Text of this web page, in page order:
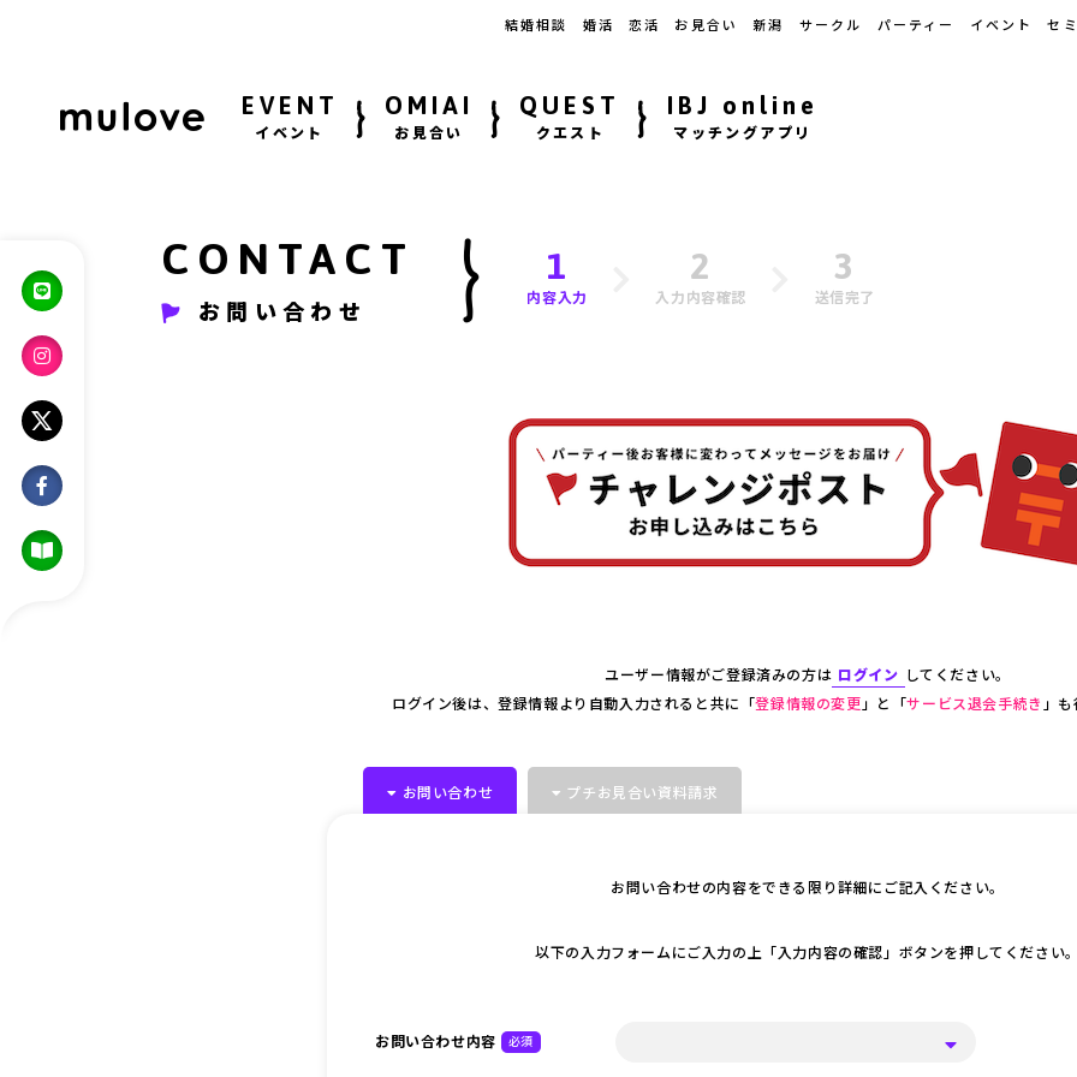
結婚相談 婚活 恋活 お見合い 新潟 サークル パーティー イベント セ
EVENT
イベント
OMIAI
お見合い
QUEST
クエスト
IBJ online
マッチングアプリ
CONTACT
お問い合わせ
1
内容入力
2
入力内容確認
3
送信完了
ユーザー情報がご登録済みの方は ログイン してください。
ログイン後は、登録情報より自動入力されると共に「登録情報の変更 」と「サービス退会手続き 」
お問い合わせ プチお見合い資料請求
お問い合わせの内容をできる限り詳細にご記入ください。
以下の入力フォームにご入力の上「入力内容の確認」ボタンを押してください。
お問い合わせ内容 必須